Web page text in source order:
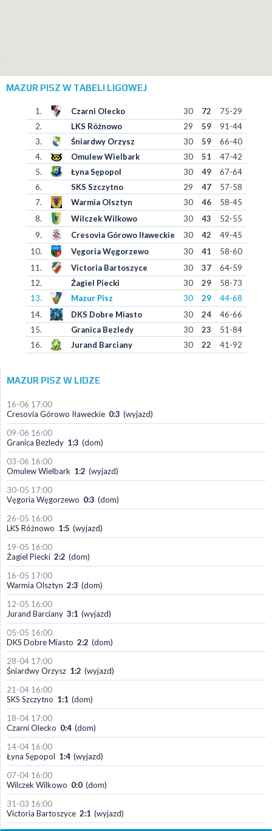
MAZUR PISZ W TABELI LIGOWEJ
1. Czarni Olecko 30 72
75-29
2.
LKS Różnowo 29 59
91-44
3.
Śniardwy Orzysz 30 59
66-40
4.
Omulew Wielbark 30 51
47-42
5.
Łyna Sępopol 30 49
67-64
6.
SKS Szczytno 29 47
57-58
7.
Warmia Olsztyn 30 46
58-45
8.
Wilczek Wilkowo 30 43
52-55
9.
Cresovia Górowo Iławeckie 30 42
49-45
10.
Vęgoria Węgorzewo 30 41
58-60
11.
Victoria Bartoszyce 30 37
64-59
12.
Żagiel Piecki 30 29
58-73
13.
Mazur Pisz 30 29
44-68
14.
DKS Dobre Miasto 30 24
46-66
15.
Granica Bezledy 30 23
51-84
16.
Jurand Barciany 30 22 41-92
MAZUR PISZ W LIDZE
16-06 17:00
Cresovia Górowo Iławeckie 0:3 (wyjazd)
09-06 16:00
Granica Bezledy 1:3 (dom)
03-06 16:00
Omulew Wielbark 1:2 (wyjazd)
30-05 17:00
Vęgoria Węgorzewo 0:3 (dom)
26-05 16:00
LKS Różnowo 1:5 (wyjazd)
19-05 16:00
Żagiel Piecki 2:2 (dom)
16-05 17:00
Warmia Olsztyn 2:3 (dom)
12-05 16:00
Jurand Barciany 3:1 (wyjazd)
05-05 16:00
DKS Dobre Miasto 2:2 (dom)
28-04 17:00
Śniardwy Orzysz 1:2 (wyjazd)
21-04 16:00
SKS Szczytno 1:1 (dom)
18-04 17:00
Czarni Olecko 0:4 (dom)
14-04 16:00
Łyna Sępopol 1:4 (wyjazd)
07-04 16:00
Wilczek Wilkowo 0:0 (dom)
31-03 16:00
Victoria Bartoszyce 2:1 (wyjazd)